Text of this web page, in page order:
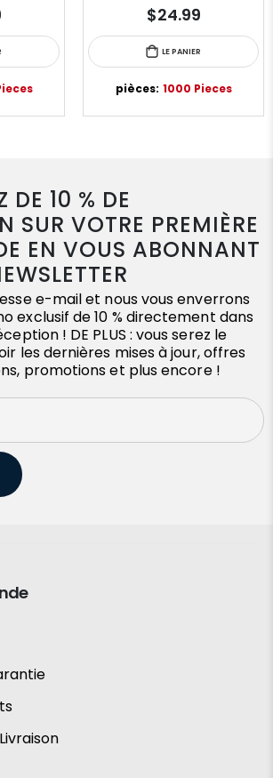
$24.99
LE PANIER
pièces: 1000 Pieces
DE 10 % DE
SUR VOTRE PREMIÈRE
EN VOUS ABONNANT
e-mail et nous vous enverrons
exclusif de 10 % directement dans
! DE PLUS : vous serez le
les dernières mises à jour, offres
promotions et plus encore !